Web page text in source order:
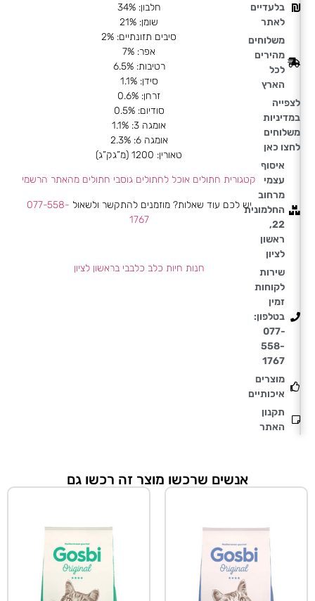
בלעדיים
לאתר
משלוחים
מהירים
לכל
הארץ
לצפייה
במדיניות
משלוחים
לחצו כאן
איסוף
עצמי
מרחוב
החלמונית
22,
ראשון
לציון
שירות
לקוחות
זמין
בטלפון:
077-
558-
1767
מוצרים
איכותיים
תקנון
האתר
חלבון: 34%
שומן: 21%
סיבים תזונתיים: 2%
אפר: 7%
רטיבות: 6.5%
סידן: 1.1%
זרחן: 0.6%
סודיום: 0.5%
אומגה 3: 1.1%
אומגה 6: 2.3%
טאורין: 1200 (מ”גק”ג)
קטגורית חתולים אוכל לחתולים גוסבי חתולים מהאתר הרשמי
יש לכם עוד שאלות? מוזמנים להתקשר ולשאול 077-558-
1767
חנות חיות כלב כלבבי בראשון לציון
אנשים שרכשו מוצר זה רכשו גם